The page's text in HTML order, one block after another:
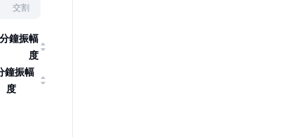
交割
鐘振幅
度
鐘振幅
度